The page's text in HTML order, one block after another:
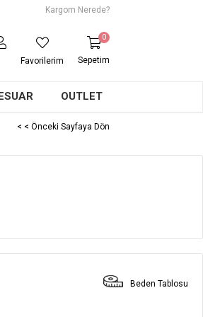
Kargom Nerede?
Sepetim
0
Favorilerim
OUTLET
< < Önceki Sayfaya Dön
Beden Tablosu